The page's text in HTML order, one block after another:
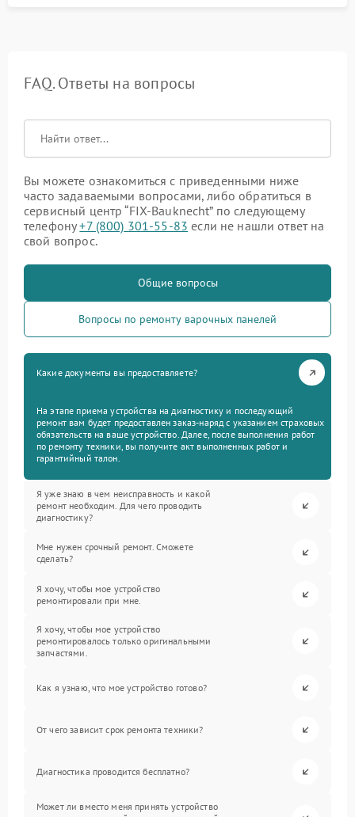
FAQ. Ответы на вопросы
Вы можете ознакомиться с приведенными ниже
часто задаваемыми вопросами, либо обратиться в
сервисный центр “FIX-Bauknecht” по следующему
телефону+7 (800) 301-55-83 если не нашли ответ на
свой вопрос.
Общие вопросы
Вопросы по ремонту варочных панелей
Какие документы вы предоставляете?
На этапе приема устройства на диагностику и последующий
ремонт вам будет предоставлен заказ-наряд с указанием страховых
обязательств на ваше устройство. Далее, после выполнения работ
по ремонту техники, вы получите акт выполненных работ и
гарантийный талон.
Я уже знаю в чем неисправность и какой
ремонт необходим. Для чего проводить
диагностику?
Мне нужен срочный ремонт. Сможете
сделать?
Я хочу, чтобы мое устройство
ремонтировали при мне.
Я хочу, чтобы мое устройство
ремонтировалось только оригинальными
запчастями.
Как я узнаю, что мое устройство готово?
От чего зависит срок ремонта техники?
Диагностика проводится бесплатно?
Может ли вместо меня принять устройство